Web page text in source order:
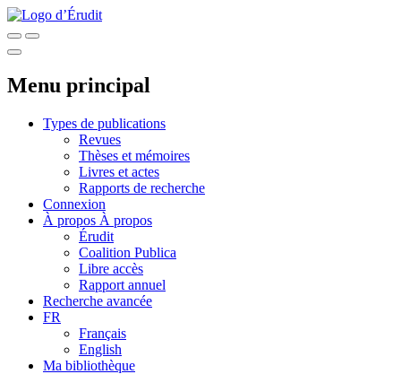
Menu principal
Types de publications
Revues
Thèses et mémoires
Livres et actes
Rapports de recherche
Connexion
À propos À propos
Érudit
Coalition Publica
Libre accès
Rapport annuel
Recherche avancée
FR
Français
English
Ma bibliothèque